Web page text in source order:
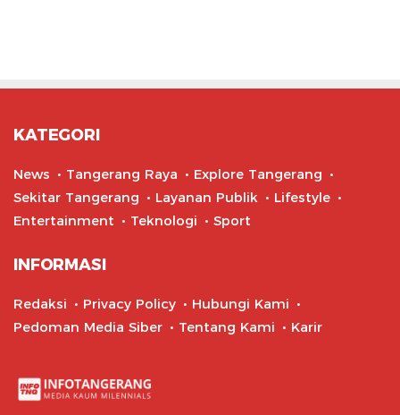
KATEGORI
News Tangerang Raya
Explore Tangerang
Sekitar Tangerang
Layanan Publik
Lifestyle
Entertainment
Teknologi Sport
INFORMASI
Redaksi Privacy Policy
Hubungi Kami
Pedoman Media Siber
Tentang Kami Karir